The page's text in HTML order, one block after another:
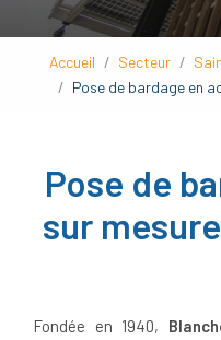
Accueil Secteur
Pose de bardage en
Pose de
sur
Fondée en 1940,